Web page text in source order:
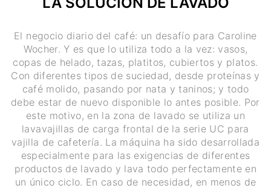
El negocio diario del café: un desafío para Caroline
Wocher. Y es que lo utiliza todo a la vez: vasos,
copas de helado, tazas, platitos, cubiertos y platos.
Con diferentes tipos de suciedad, desde proteínas y
café molido, pasando por nata y taninos; y todo
debe estar de nuevo disponible lo antes posible. Por
este motivo, en la zona de lavado se utiliza un
lavavajillas de carga frontal de la serie UC para
vajilla de cafetería. La máquina ha sido desarrollada
especialmente para las exigencias de diferentes
productos de lavado y lava todo perfectamente en
un único ciclo. En caso de necesidad, en menos de